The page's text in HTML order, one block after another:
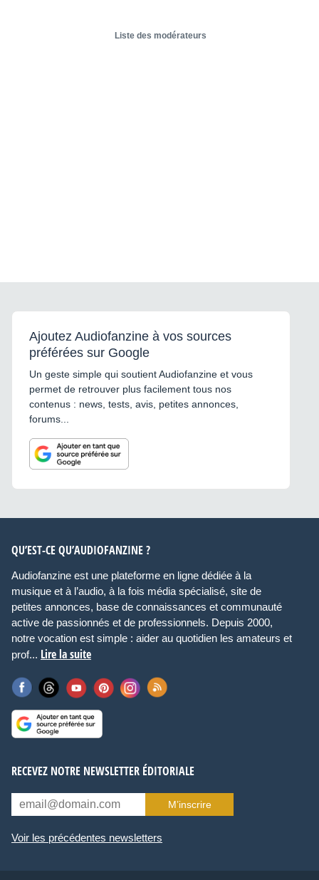
Liste des modérateurs
Ajoutez Audiofanzine à vos sources
préférées sur Google
Un geste simple qui soutient Audiofanzine et vous
permet de retrouver plus facilement tous nos
contenus : news, tests, avis, petites annonces,
forums...
QU’EST-CE QU’AUDIOFANZINE ?
Audiofanzine est une plateforme en ligne dédiée à la
musique et à l’audio, à la fois média spécialisé, site de
petites annonces, base de connaissances et communauté
active de passionnés et de professionnels. Depuis 2000,
notre vocation est simple : aider au quotidien les amateurs et
prof... Lire la suite
RECEVEZ NOTRE NEWSLETTER ÉDITORIALE
M’inscrire
Voir les précédentes newsletters